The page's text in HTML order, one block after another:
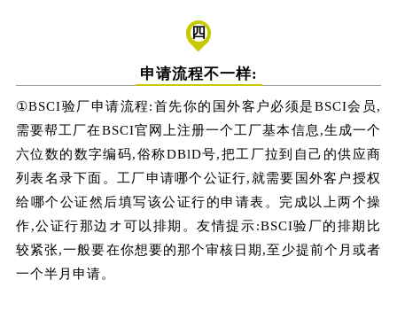
四
申请流程不一样:
①BSCI验厂申请流程:首先你的国外客户必须是BSCI会员,
需要帮工厂在BSCI官网上注册一个工厂基本信息,生成一个
六位数的数字编码,俗称DBlD号,把工厂拉到自己的供应商
列表名录下面。工厂申请哪个公证行,就需要国外客户授权
给哪个公证然后填写该公证行的申请表。完成以上两个操
作,公证行那边オ可以排期。友情提示:BSCI验厂的排期比
较紧张,一般要在你想要的那个审核日期,至少提前个月或者
一个半月申请。